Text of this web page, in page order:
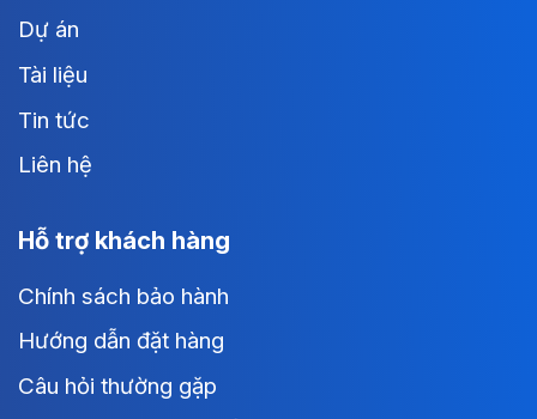
Dự án
Tài liệu
Tin tức
Liên hệ
Hỗ trợ khách hàng
Chính sách bảo hành
Hướng dẫn đặt hàng
Câu hỏi thường gặp